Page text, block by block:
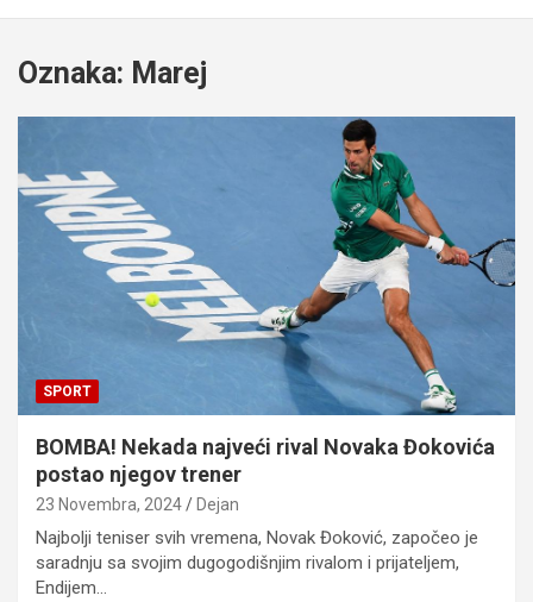
Oznaka: Marej
SPORT
BOMBA! Nekada najveći rival Novaka Đokovića
postao njegov trener
23 Novembra, 2024 Dejan
Najbolji teniser svih vremena, Novak Đoković, započeo je
saradnju sa svojim dugogodišnjim rivalom i prijateljem,
Endijem…